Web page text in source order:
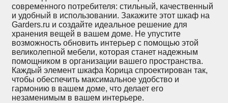
современного потребителя: стильный, качественный
и удобный в использовании. Закажите этот шкаф на
Garders.ru и создайте идеальное решение для
хранения вещей в вашем доме. Не упустите
возможность обновить интерьер с помощью этой
великолепной мебели, которая станет надежным
помощником в организации вашего пространства.
Каждый элемент шкафа Корица спроектирован так,
чтобы обеспечить максимальное удобство и
гармонию в вашем доме, что делает его
незаменимым в вашем интерьере.